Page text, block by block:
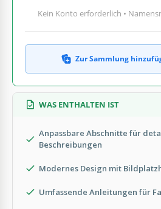
Kein Konto erforderlich •
Zur Sammlung
WAS ENTHALTEN IST
Anpassbare Abschnitte für
Beschreibungen
Modernes Design mit
Umfassende Anleitungen für